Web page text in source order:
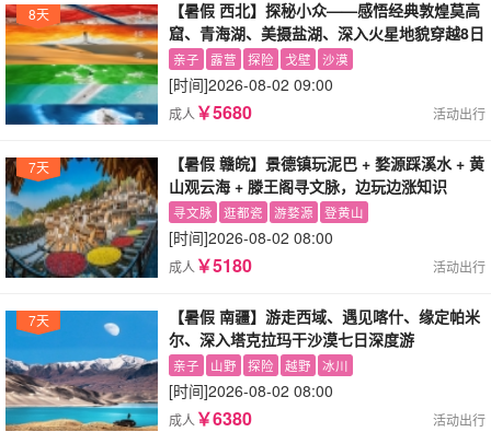
8天
【暑假 西北】探秘小众——感悟经典敦煌莫高
窟、青海湖、美摄盐湖、深入火星地貌穿越8日
亲子游
亲子 露营 探险 戈壁 沙漠
[时间]2026-08-02 09:00
成人 ￥5680 活动出行
7天
【暑假 赣皖】景德镇玩泥巴 + 婺源踩溪水 + 黄
山观云海 + 滕王阁寻文脉，边玩边涨知识
寻文脉 逛都瓷 游婺源 登黄山
[时间]2026-08-02 08:00
成人 ￥5180 活动出行
7天
【暑假 南疆】游走西域、遇见喀什、缘定帕米
尔、深入塔克拉玛干沙漠七日深度游
亲子 山野 探险 越野 冰川
[时间]2026-08-02 08:00
成人 ￥6380 活动出行